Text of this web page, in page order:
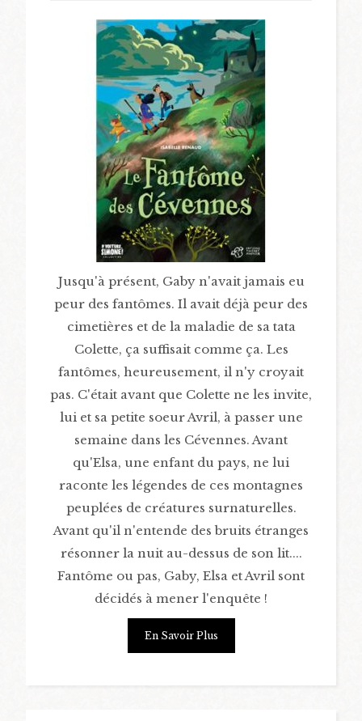
Jusqu'à présent, Gaby n'avait jamais eu
peur des fantômes. Il avait déjà peur des
cimetières et de la maladie de sa tata
Colette, ça suffisait comme ça. Les
fantômes, heureusement, il n'y croyait
pas. C'était avant que Colette ne les invite,
lui et sa petite soeur Avril, à passer une
semaine dans les Cévennes. Avant
qu'Elsa, une enfant du pays, ne lui
raconte les légendes de ces montagnes
peuplées de créatures surnaturelles.
Avant qu'il n'entende des bruits étranges
résonner la nuit au-dessus de son lit....
Fantôme ou pas, Gaby, Elsa et Avril sont
décidés à mener l'enquête !
En Savoir Plus